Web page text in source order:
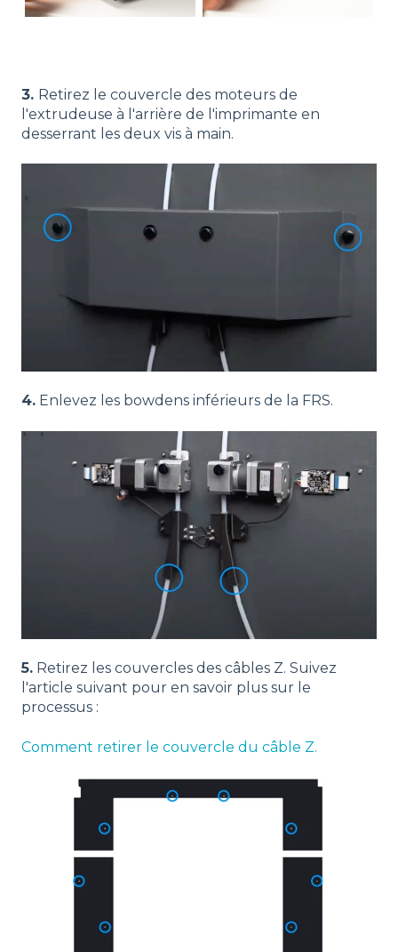
3. Retirez le couvercle des moteurs de
l'extrudeuse à l'arrière de l'imprimante en
desserrant les deux vis à main.
4. Enlevez les bowdens inférieurs de la FRS.
5. Retirez les couvercles des câbles Z. Suivez
l'article suivant pour en savoir plus sur le
processus :
Comment retirer le couvercle du câble Z.